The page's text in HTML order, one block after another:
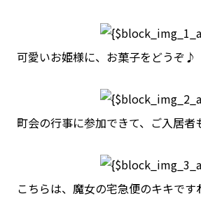
可愛いお姫様に、お菓子をどうぞ♪
町会の行事に参加できて、ご入居
こちらは、魔女の宅急便のキキで